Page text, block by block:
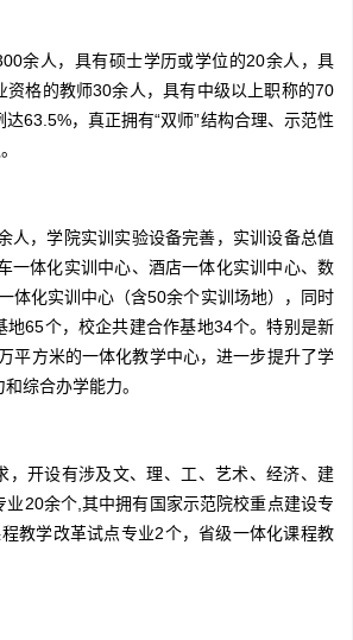
余人，具有硕士学历或学位的20余人，具
资格的教师30余人，具有中级以上职称的70
63.5%，真正拥有“双师”结构合理、示范性
人，学院实训实验设备完善，实训设备总值
一体化实训中心、酒店一体化实训中心、数
体化实训中心（含50余个实训场地），同时
地65个，校企共建合作基地34个。特别是新
平方米的一体化教学中心，进一步提升了学
综合办学能力。
，开设有涉及文、理、工、艺术、经济、建
业20余个,其中拥有国家示范院校重点建设专
教学改革试点专业2个，省级一体化课程教